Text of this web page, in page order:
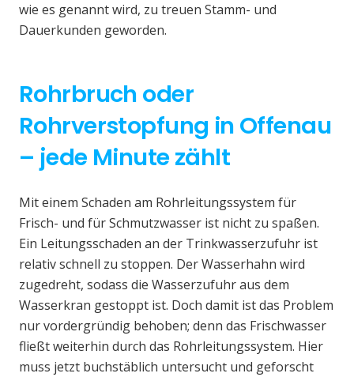
wie es genannt wird, zu treuen Stamm- und
Dauerkunden geworden.
Rohrbruch oder
Rohrverstopfung in Offenau
– jede Minute zählt
Mit einem Schaden am Rohrleitungssystem für
Frisch- und für Schmutzwasser ist nicht zu spaßen.
Ein Leitungsschaden an der Trinkwasserzufuhr ist
relativ schnell zu stoppen. Der Wasserhahn wird
zugedreht, sodass die Wasserzufuhr aus dem
Wasserkran gestoppt ist. Doch damit ist das Problem
nur vordergründig behoben; denn das Frischwasser
fließt weiterhin durch das Rohrleitungssystem. Hier
muss jetzt buchstäblich untersucht und geforscht